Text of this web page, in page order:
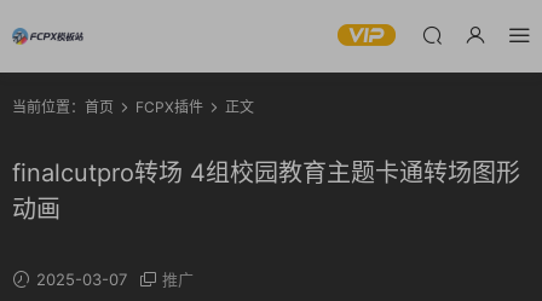
当前位置： 首页 FCPX插件 正文
finalcutpro转场 4组校园教育主题卡通转场图形
动画
2025-03-07 推广